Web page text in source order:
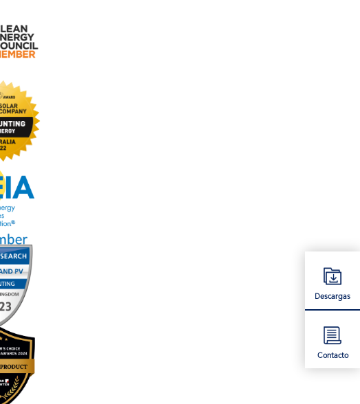
Descargas
Contacto